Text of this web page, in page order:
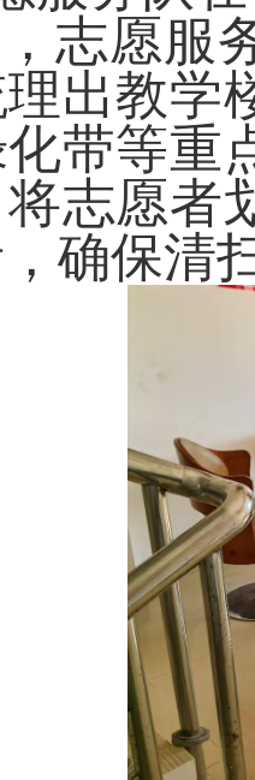
志愿服
出教学
带等重
志愿者
确保清